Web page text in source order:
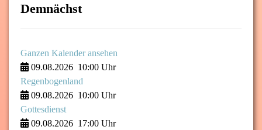
Demnächst
Ganzen Kalender ansehen
09.08.2026 10:00 Uhr
Regenbogenland
09.08.2026 10:00 Uhr
Gottesdienst
09.08.2026 17:00 Uhr